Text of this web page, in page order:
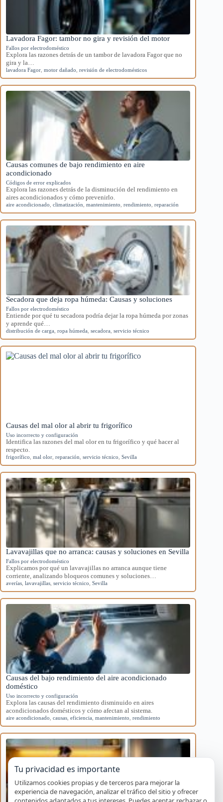
Lavadora Fagor: tambor no gira y revisión del motor
Fallos por electrodoméstico
Explora las razones detrás de un tambor de lavadora Fagor que no
gira y la…
lavadora Fagor motor dañado revisión de electrodomésticos
Causas comunes de bajo rendimiento en aire
acondicionado
Códigos de error explicados
Explora las razones detrás de la disminución del rendimiento en
aires acondicionados y cómo prevenirlo.
aire acondicionado climatización mantenimiento rendimiento reparación
Secadora que deja ropa húmeda: Causas y soluciones
Fallos por electrodoméstico
Entiende por qué tu secadora podría dejar la ropa húmeda por zonas
y aprende qué…
distribución de carga ropa húmeda secadora servicio técnico
Causas del mal olor al abrir tu frigorífico
Uso incorrecto y configuración
Identifica las razones del mal olor en tu frigorífico y qué hacer al
respecto.
frigorífico mal olor reparación servicio técnico Sevilla
Lavavajillas que no arranca: causas y soluciones en Sevilla
Fallos por electrodoméstico
Explicamos por qué un lavavajillas no arranca aunque tiene
corriente, analizando bloqueos comunes y soluciones…
averías lavavajillas servicio técnico Sevilla
Causas del bajo rendimiento del aire acondicionado
doméstico
Uso incorrecto y configuración
Explora las causas del rendimiento disminuido en aires
acondicionados domésticos y cómo afectan al sistema.
aire acondicionado causas eficiencia mantenimiento rendimiento
Tu privacidad es importante
Utilizamos cookies propias y de terceros para mejorar la
experiencia de navegación, analizar el tráfico del sitio y ofrecer